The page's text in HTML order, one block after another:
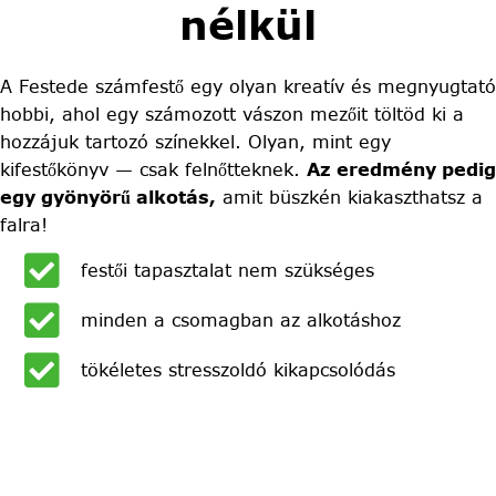
nélkül
A Festede számfestő egy olyan kreatív és megnyugtató
hobbi, ahol egy számozott vászon mezőit töltöd ki a
hozzájuk tartozó színekkel. Olyan, mint egy
kifestőkönyv — csak felnőtteknek. Az eredmény pedig
egy gyönyörű alkotás, amit büszkén kiakaszthatsz a
falra!
festői tapasztalat nem szükséges
minden a csomagban az alkotáshoz
tökéletes stresszoldó kikapcsolódás